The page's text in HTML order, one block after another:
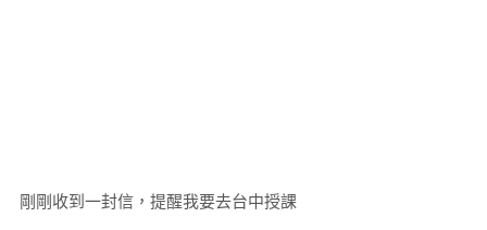
剛剛收到一封信，提醒我要去台中授課